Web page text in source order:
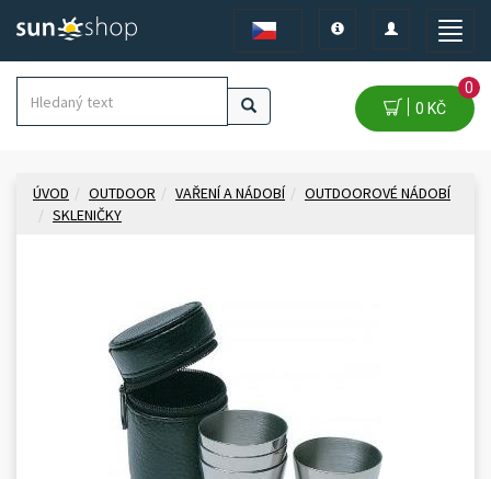
Toggle
Toggle
navigation
Toggle
0 KČ
0
ÚVOD OUTDOOR VAŘENÍ A NÁDOBÍ
OUTDOOROVÉ NÁDOBÍ
SKLENIČKY